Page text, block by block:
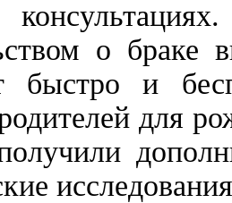
о браке
быстро и
для